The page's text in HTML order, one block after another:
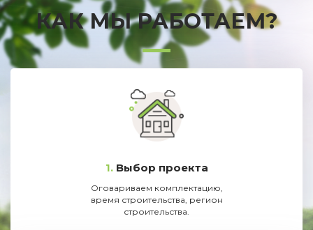
КАК МЫ РАБОТАЕМ?
1. Выбор проекта
Оговариваем комплектацию,
время строительства, регион
строительства.